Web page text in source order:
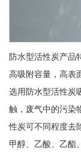
防水型活性炭产品
高吸附容量，高表
选用防水型活性炭
触，废气中的污染
性炭可不同程度去
甲醇、乙酸、乙酯